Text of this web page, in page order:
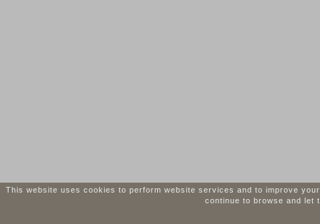
This website uses cookies to perform website services and to improve
continue to browse and let